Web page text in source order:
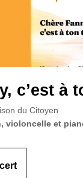
c’est à
du Citoyen
violoncelle et